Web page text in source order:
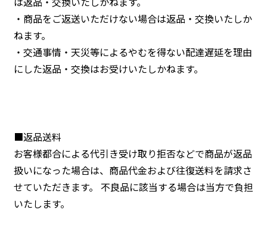
・商品をご返送いただけない場合は返品・交換いたしか
ねます。
・交通事情・天災等によるやむを得ない配達遅延を理由
にした返品・交換はお受けいたしかねます。
■返品送料
お客様都合による代引き受け取り拒否などで商品が返品
扱いになった場合は、商品代金および往復送料を請求さ
せていただきます。 不良品に該当する場合は当方で負担
いたします。